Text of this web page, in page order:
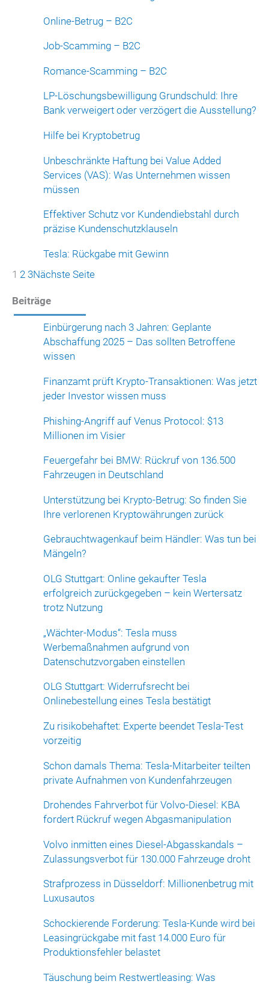
Online-Betrug – B2C
Job-Scamming – B2C
Romance-Scamming – B2C
LP-Löschungsbewilligung Grundschuld: Ihre
Bank verweigert oder verzögert die Ausstellung?
Hilfe bei Kryptobetrug
Unbeschränkte Haftung bei Value Added
Services (VAS): Was Unternehmen wissen
müssen
Effektiver Schutz vor Kundendiebstahl durch
präzise Kundenschutzklauseln
Tesla: Rückgabe mit Gewinn
1 2 3Nächste Seite
Beiträge
Einbürgerung nach 3 Jahren: Geplante
Abschaffung 2025 – Das sollten Betroffene
wissen
Finanzamt prüft Krypto-Transaktionen: Was jetzt
jeder Investor wissen muss
Phishing-Angriff auf Venus Protocol: $13
Millionen im Visier
Feuergefahr bei BMW: Rückruf von 136.500
Fahrzeugen in Deutschland
Unterstützung bei Krypto-Betrug: So finden Sie
Ihre verlorenen Kryptowährungen zurück
Gebrauchtwagenkauf beim Händler: Was tun bei
Mängeln?
OLG Stuttgart: Online gekaufter Tesla
erfolgreich zurückgegeben – kein Wertersatz
trotz Nutzung
„Wächter-Modus“: Tesla muss
Werbemaßnahmen aufgrund von
Datenschutzvorgaben einstellen
OLG Stuttgart: Widerrufsrecht bei
Onlinebestellung eines Tesla bestätigt
Zu risikobehaftet: Experte beendet Tesla-Test
vorzeitig
Schon damals Thema: Tesla-Mitarbeiter teilten
private Aufnahmen von Kundenfahrzeugen
Drohendes Fahrverbot für Volvo-Diesel: KBA
fordert Rückruf wegen Abgasmanipulation
Volvo inmitten eines Diesel-Abgasskandals –
Zulassungsverbot für 130.000 Fahrzeuge droht
Strafprozess in Düsseldorf: Millionenbetrug mit
Luxusautos
Schockierende Forderung: Tesla-Kunde wird bei
Leasingrückgabe mit fast 14.000 Euro für
Produktionsfehler belastet
Täuschung beim Restwertleasing: Was